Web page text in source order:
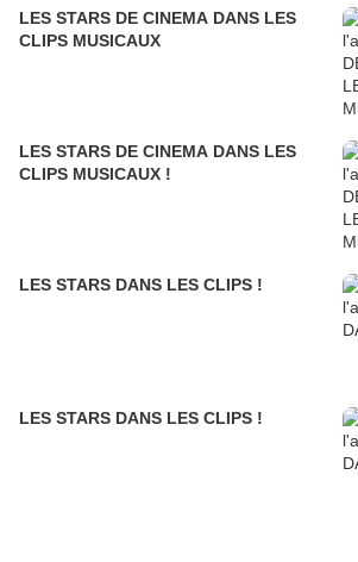
LES STARS DE CINEMA DANS LES
CLIPS MUSICAUX
LES STARS DE CINEMA DANS LES
CLIPS MUSICAUX !
LES STARS DANS LES CLIPS !
LES STARS DANS LES CLIPS !